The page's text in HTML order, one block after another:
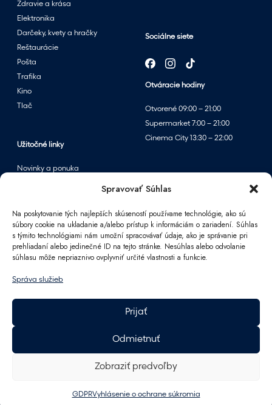
Spravovať Súhlas
Na poskytovanie tých najlepších skúseností používame technológie, ako sú
súbory cookie na ukladanie a/alebo prístup k informáciám o zariadení. Súhlas
s týmito technológiami nám umožní spracovávať údaje, ako je správanie pri
prehliadaní alebo jedinečné ID na tejto stránke. Nesúhlas alebo odvolanie
súhlasu môže nepriaznivo ovplyvniť určité vlastnosti a funkcie.
Správa služieb
Prijať
Odmietnuť
Zobraziť predvoľby
GDPRVyhlásenie o ochrane súkromia
Sociálne siete
Otváracie hodiny
Otvorené 09:00 – 21:00
Supermarket 7:00 – 21:00
Cinema City 13:30 – 22:00
Zdravie a krása
Elektronika
Darčeky, kvety a hračky
Reštaurácie
Pošta
Trafika
Kino
Tlač
Užitočné linky
Novinky a ponuka
Informácie
Kontakt
FAQ